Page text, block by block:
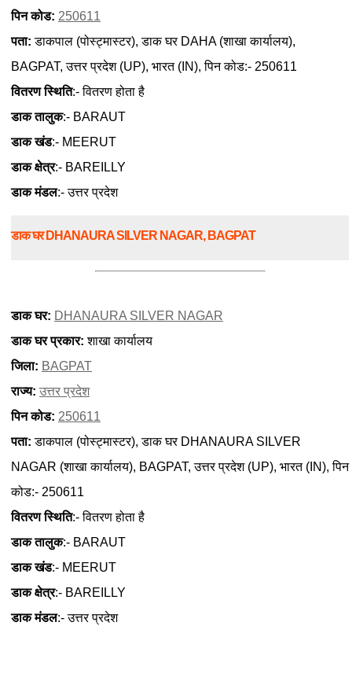
पिन कोड: 250611
पता: डाकपाल (पोस्ट्मास्टर), डाक घर DAHA (शाखा कार्यालय),
BAGPAT, उत्तर प्रदेश (UP), भारत (IN), पिन कोड:- 250611
वितरण स्थिति:- वितरण होता है
डाक तालुक:- BARAUT
डाक खंड:- MEERUT
डाक क्षेत्र:- BAREILLY
डाक मंडल:- उत्तर प्रदेश
डाक घर DHANAURA SILVER NAGAR, BAGPAT
डाक घर: DHANAURA SILVER NAGAR
डाक घर प्रकार: शाखा कार्यालय
जिला: BAGPAT
राज्य: उत्तर प्रदेश
पिन कोड: 250611
पता: डाकपाल (पोस्ट्मास्टर), डाक घर DHANAURA SILVER
NAGAR (शाखा कार्यालय), BAGPAT, उत्तर प्रदेश (UP), भारत (IN), पिन
कोड:- 250611
वितरण स्थिति:- वितरण होता है
डाक तालुक:- BARAUT
डाक खंड:- MEERUT
डाक क्षेत्र:- BAREILLY
डाक मंडल:- उत्तर प्रदेश